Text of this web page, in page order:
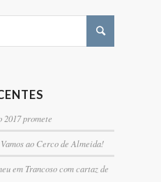
2017 promete
ao Cerco de Almeida!
em Trancoso com cartaz de